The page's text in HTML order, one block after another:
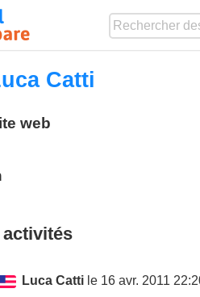
Catti
web
Luca Catti le 16 avr. 2011